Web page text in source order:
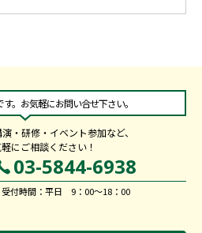
。お気軽にお問い合せ下さい。
・研修・イベント参加など、
にご相談ください！
03-5844-6938
受付時間：平日 9：00～18：00